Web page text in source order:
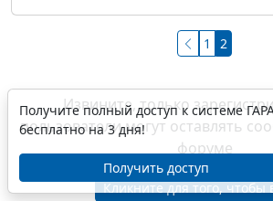
1 2
Извините, только
пользователи могут оставлять
форуме
Кликните для того, чтобы
Получите полный доступ к системе
бесплатно на 3 дня!
Получить доступ